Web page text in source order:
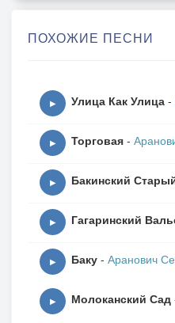
ПОХОЖИЕ ПЕСНИ
▶ Улица Как Улица -
▶ Торговая -
▶ Бакинский
▶ Гагаринский
▶ Баку - Аранович
▶ Молоканский Сад